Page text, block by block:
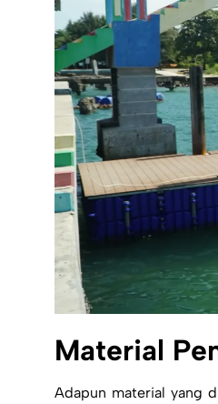
Material
Adapun material yang